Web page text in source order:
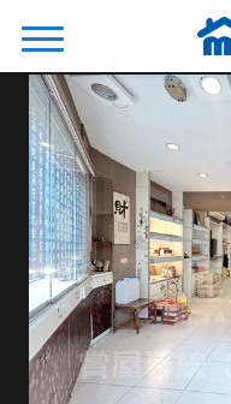
2026 台北降價好屋限量釋出
2026 台中降價好屋限量釋出
2026 高雄降價好屋限量釋出